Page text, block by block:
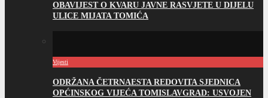
OBAVIJEST O KVARU JAVNE RASVJETE U DIJELU
ULICE MIJATA TOMIĆA
Vijesti
ODRŽANA ČETRNAESTA REDOVITA SJEDNICA
OPĆINSKOG VIJEĆA TOMISLAVGRAD: USVOJEN